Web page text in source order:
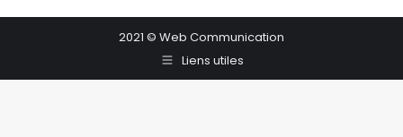
2021 © Web Communication
Liens utiles